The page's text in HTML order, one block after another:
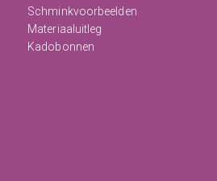
Schminkvoorbeelden
Materiaaluitleg
Kadobonnen